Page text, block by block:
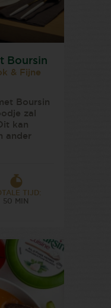
Boursin
& Fijne
Boursin
zal
kan
ander
TIJD:
50 MIN